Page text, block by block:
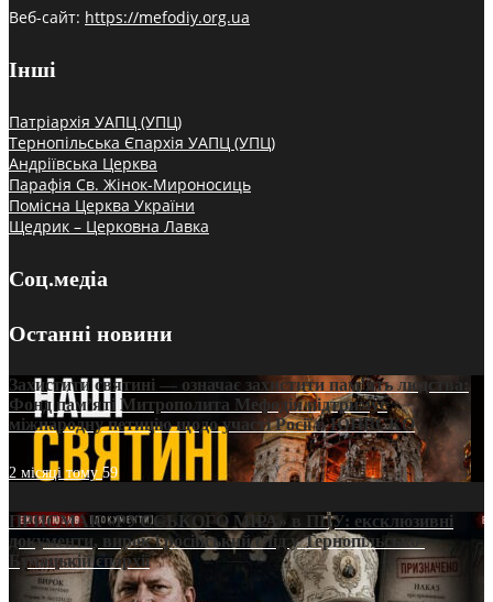
Веб-сайт: https://mefodiy.org.ua
Інші
Патріархія УАПЦ (УПЦ)
Тернопільська Єпархія УАПЦ (УПЦ)
Андріївська Церква
Парафія Св. Жінок-Мироносиць
Помісна Церква України
Щедрик – Церковна Лавка
Соц.медіа
Останні новини
Захистити святині — означає захистити пам’ять людства:
Фонд пам’яті Митрополита Мефодія підтримує
міжнародну петицію щодо участі Росії в ЮНЕСКО
2 місяці тому59
ПРИСМАК «РУССЬКОГО МІРА» в ПЦУ: ексклюзивні
документи, вирок і російський слід у Тернопільсько-
Бучацькій єпархії